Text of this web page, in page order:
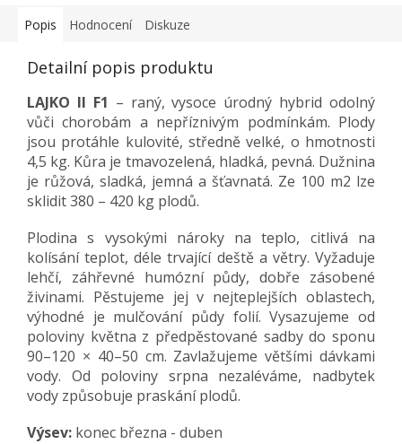
Popis Hodnocení Diskuze
Detailní popis produktu
LAJKO II F1 – raný, vysoce úrodný hybrid odolný
vůči chorobám a nepříznivým podmínkám. Plody
jsou protáhle kulovité, středně velké, o hmotnosti
4,5 kg. Kůra je tmavozelená, hladká, pevná. Dužnina
je růžová, sladká, jemná a šťavnatá. Ze 100 m2 lze
sklidit 380 – 420 kg plodů.
Plodina s vysokými nároky na teplo, citlivá na
kolísání teplot, déle trvající deště a větry. Vyžaduje
lehčí, záhřevné humózní půdy, dobře zásobené
živinami. Pěstujeme jej v nejteplejších oblastech,
výhodné je mulčování půdy folií. Vysazujeme od
poloviny května z předpěstované sadby do sponu
90–120 × 40–50 cm. Zavlažujeme většími dávkami
vody. Od poloviny srpna nezaléváme, nadbytek
vody způsobuje praskání plodů.
Výsev: konec března - duben